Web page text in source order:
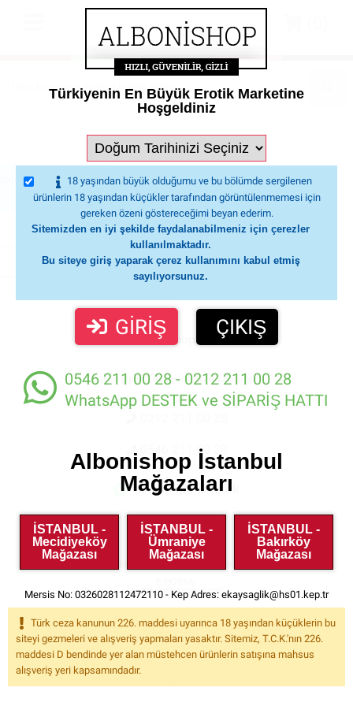
kodu giriniz.
Türkiyenin En Büyük Erotik Marketine
Hoşgeldiniz
18 yaşından büyük olduğumu ve bu bölümde sergilenen
ürünlerin 18 yaşından küçükler tarafından görüntülenmemesi için
gereken özeni göstereceğimi beyan ederim.
Sitemizden en iyi şekilde faydalanabilmeniz için çerezler
kullanılmaktadır.
Bu siteye giriş yaparak çerez kullanımını kabul etmiş
sayılıyorsunuz.
GİRİŞ ÇIKIŞ
0546 211 00 28 - 0212 211 00 28
WhatsApp DESTEK ve SİPARİŞ HATTI
Albonishop İstanbul
Mağazaları
İSTANBUL -
Mecidiyeköy
Mağazası
İSTANBUL -
Ümraniye
Mağazası
İSTANBUL -
Bakırköy
Mağazası
Mersis No: 0326028112472110 - Kep Adres: ekaysaglik@hs01.kep.tr
Türk ceza kanunun 226. maddesi uyarınca 18 yaşından küçüklerin bu
siteyi gezmeleri ve alışveriş yapmaları yasaktır. Sitemiz, T.C.K.'nın 226.
maddesi D bendinde yer alan müstehcen ürünlerin satışına mahsus
alışveriş yeri kapsamındadır.
Albonishop.com
Müşteri Temsilcimize Ulaşın
0546 211 00 28
WhatsApp Destek
ADRES:
BÜYÜKDERE CAD. EJDER APT. NO: 63 K: 01 D: 01
destek@albonishop.com
Müşteri Hizmetleri